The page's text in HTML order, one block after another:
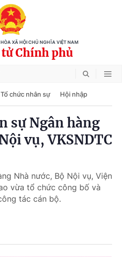
XÃ HỘI CHỦ NGHĨA VIỆT NAM
Chính phủ
Tổ chức nhân sự Hội nhập
sự Ngân hàng
vụ, VKSNDTC
Nhà nước, Bộ Nội vụ, Viện
vừa tổ chức công bố và
tác cán bộ.